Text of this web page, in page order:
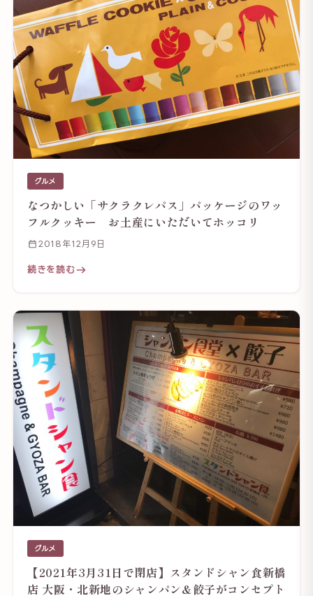
グルメ
なつかしい「サクラクレパス」パッケージのワッ
フルクッキー お土産にいただいてホッコリ
2018年12月9日
続きを読む
グルメ
【2021年3月31日で閉店】スタンドシャン食新橋
店 大阪・北新地のシャンパン&餃子がコンセプト